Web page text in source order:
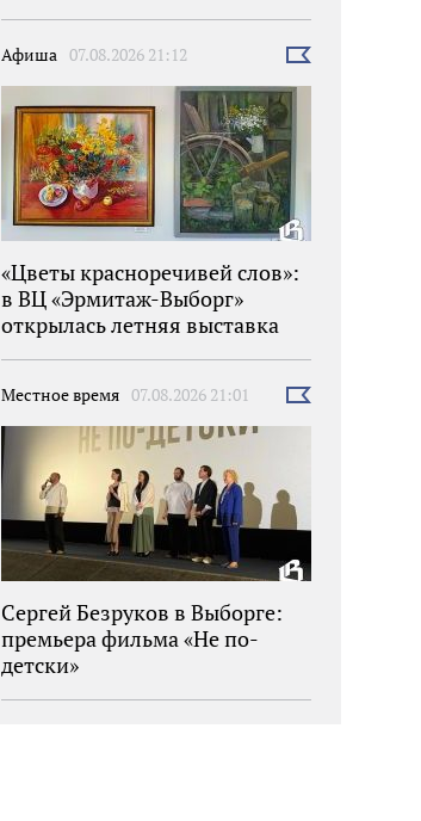
Афиша 07.08.2026 21:12
Выбрать
«Цветы красноречивей слов»:
в ВЦ «Эрмитаж-Выборг»
открылась летняя выставка
Местное время 07.08.2026 21:01
Выбрать
Сергей Безруков в Выборге:
премьера фильма «Не по-
детски»